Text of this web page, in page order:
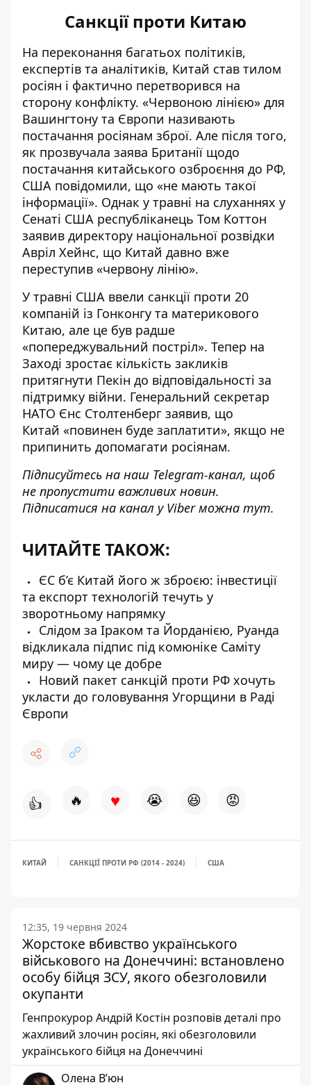
Санкції проти Китаю
На переконання багатьох політиків,
експертів та аналітиків, Китай став тилом
росіян і фактично перетворився на
сторону конфлікту. «Червоною лінією» для
Вашингтону та Європи називають
постачання росіянам зброї. Але після того,
як прозвучала заява Британії щодо
постачання китайського озброєння до РФ,
США повідомили, що «не мають такої
інформації». Однак у травні на слуханнях у
Сенаті США республіканець Том Коттон
заявив директору національної розвідки
Авріл Хейнс, що Китай давно вже
переступив «червону лінію».
У травні США ввели санкції проти 20
компаній із Гонконгу та материкового
Китаю, але це був радше
«попереджувальний постріл». Тепер на
Заході зростає кількість закликів
притягнути Пекін до відповідальності за
підтримку війни. Генеральний секретар
НАТО Єнс Столтенберг заявив, що
Китай «повинен буде заплатити», якщо не
припинить допомагати росіянам.
Підписуйтесь на наш Telegram-канал, щоб
не пропустити важливих новин.
Підписатися на канал у Viber можна тут.
ЧИТАЙТЕ ТАКОЖ:
ЄС б’є Китай його ж зброєю: інвестиції
та експорт технологій течуть у
зворотньому напрямку
Слідом за Іраком та Йорданією, Руанда
відкликала підпис під комюніке Саміту
миру — чому це добре
Новий пакет санкцій проти РФ хочуть
укласти до головування Угорщини в Раді
Європи
👍 🔥 ♥ 😭 😆 😡
КИТАЙ САНКЦІЇ ПРОТИ РФ (2014 - 2024) США
12:35, 19 червня 2024
Жорстоке вбивство українського
військового на Донеччині: встановлено
особу бійця ЗСУ, якого обезголовили
окупанти
Генпрокурор Андрій Костін розповів деталі про
жахливий злочин росіян, які обезголовили
українського бійця на Донеччині
Олена Вʼюн